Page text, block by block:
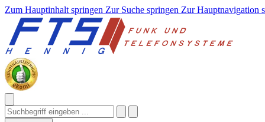
Zum Hauptinhalt springen Zur Suche springen Zur Hauptnavigation